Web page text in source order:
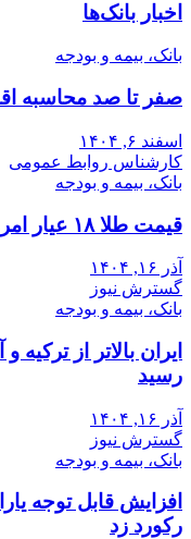
اخبار بانک‌ها
بانک، بیمه و بودجه
صفر تا صد محاسبه
اسفند ۶, ۱۴۰۴
کارشناس روابط عمومی
بانک، بیمه و بودجه
قیمت طلا ۱۸ عیار امروز ۱۶ آذر اعلام شد + جدول
آذر ۱۶, ۱۴۰۴
گسترش نیوز
بانک، بیمه و بودجه
ایران بالاتر از
رسید
آذر ۱۶, ۱۴۰۴
گسترش نیوز
بانک، بیمه و بودجه
رکورد زد